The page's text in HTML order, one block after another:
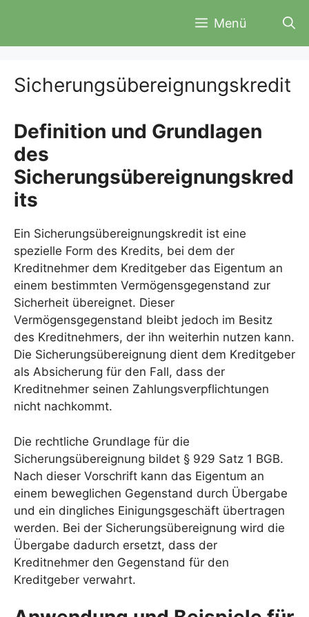
Menü
Sicherungsübereignungskredit
Definition und Grundlagen
des
Sicherungsübereignungskred
its
Ein Sicherungsübereignungskredit ist eine
spezielle Form des Kredits, bei dem der
Kreditnehmer dem Kreditgeber das Eigentum an
einem bestimmten Vermögensgegenstand zur
Sicherheit übereignet. Dieser
Vermögensgegenstand bleibt jedoch im Besitz
des Kreditnehmers, der ihn weiterhin nutzen kann.
Die Sicherungsübereignung dient dem Kreditgeber
als Absicherung für den Fall, dass der
Kreditnehmer seinen Zahlungsverpflichtungen
nicht nachkommt.
Die rechtliche Grundlage für die
Sicherungsübereignung bildet § 929 Satz 1 BGB.
Nach dieser Vorschrift kann das Eigentum an
einem beweglichen Gegenstand durch Übergabe
und ein dingliches Einigungsgeschäft übertragen
werden. Bei der Sicherungsübereignung wird die
Übergabe dadurch ersetzt, dass der
Kreditnehmer den Gegenstand für den
Kreditgeber verwahrt.